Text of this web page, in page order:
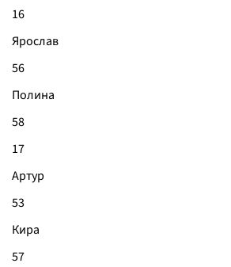
16
Ярослав
56
Полина
58
17
Артур
53
Кира
57